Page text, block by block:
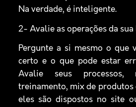
Na verdade, é inteligente.
2- Avalie as operações da sua
Pergunte a si mesmo o que
certo e o que pode estar
Avalie seus
treinamento, mix de produtos
eles são dispostos no site